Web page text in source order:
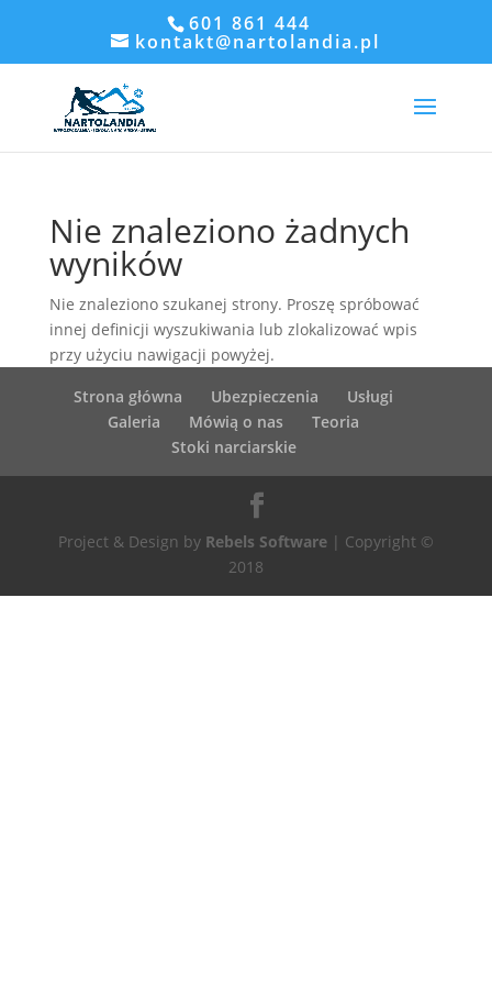
601 861 444
kontakt@nartolandia.pl
Nie znaleziono żadnych
wyników
Nie znaleziono szukanej strony. Proszę spróbować
innej definicji wyszukiwania lub zlokalizować wpis
przy użyciu nawigacji powyżej.
Strona główna
Ubezpieczenia
Usługi
Galeria
Mówią o nas
Teoria
Stoki narciarskie
Project & Design by Rebels Software| Copyright ©
2018